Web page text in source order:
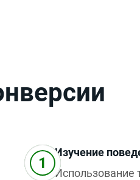
Изучение
Использование